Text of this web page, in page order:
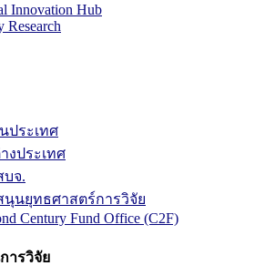
Innovation Hub
Research
ประเทศ
งประเทศ
บจ.
นยุทธศาสตร์การวิจัย
Century Fund Office (C2F)
ารวิจัย